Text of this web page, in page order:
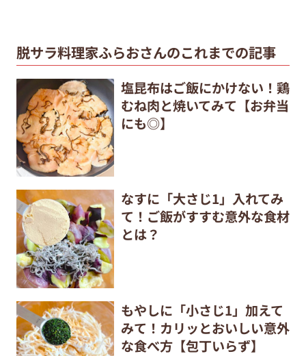
脱サラ料理家ふらおさんのこれまでの記事
塩昆布はご飯にかけない！鶏
むね肉と焼いてみて【お弁当
にも◎】
なすに「大さじ1」入れてみ
て！ご飯がすすむ意外な食材
とは？
もやしに「小さじ1」加えて
みて！カリッとおいしい意外
な食べ方【包丁いらず】